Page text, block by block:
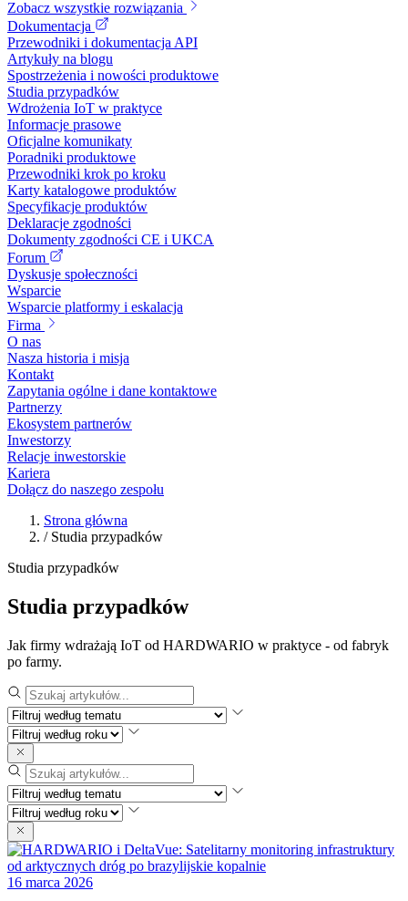
Zobacz wszystkie rozwiązania
Dokumentacja
Przewodniki i dokumentacja API
Artykuły na blogu
Spostrzeżenia i nowości produktowe
Studia przypadków
Wdrożenia IoT w praktyce
Informacje prasowe
Oficjalne komunikaty
Poradniki produktowe
Przewodniki krok po kroku
Karty katalogowe produktów
Specyfikacje produktów
Deklaracje zgodności
Dokumenty zgodności CE i UKCA
Forum
Dyskusje społeczności
Wsparcie
Wsparcie platformy i eskalacja
Firma
O nas
Nasza historia i misja
Kontakt
Zapytania ogólne i dane kontaktowe
Partnerzy
Ekosystem partnerów
Inwestorzy
Relacje inwestorskie
Kariera
Dołącz do naszego zespołu
Strona główna
/ Studia przypadków
Studia przypadków
Studia przypadków
Jak firmy wdrażają IoT od HARDWARIO w praktyce - od fabryk
po farmy.
16 marca 2026